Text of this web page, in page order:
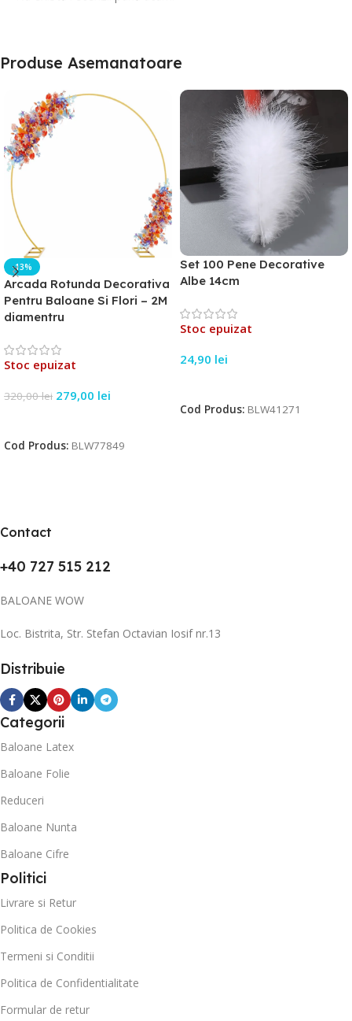
Produse Asemanatoare
-13%
Arcada Rotunda Decorativa
Pentru Baloane Si Flori – 2M
diamentru
Stoc epuizat
320,00lei 279,00 lei
Cod Produs: BLW77849
Set 100 Pene Decorative
Albe 14cm
Stoc epuizat
24,90 lei
Cod Produs: BLW41271
Contact
+40 727 515 212
BALOANE WOW
Loc. Bistrita, Str. Stefan Octavian Iosif nr.13
Distribuie
Categorii
Baloane Latex
Baloane Folie
Reduceri
Baloane Nunta
Baloane Cifre
Politici
Livrare si Retur
Politica de Cookies
Termeni si Conditii
Politica de Confidentialitate
Formular de retur